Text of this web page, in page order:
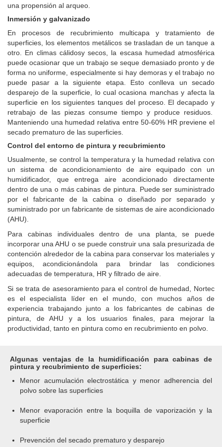
una propensión al arqueo.
Inmersión y galvanizado
En procesos de recubrimiento multicapa y tratamiento de
superficies, los elementos metálicos se trasladan de un tanque a
otro. En climas cálidosy secos, la escasa humedad atmosférica
puede ocasionar que un trabajo se seque demasiado pronto y de
forma no uniforme, especialmente si hay demoras y el trabajo no
puede pasar a la siguiente etapa. Esto conlleva un secado
desparejo de la superficie, lo cual ocasiona manchas y afecta la
superficie en los siguientes tanques del proceso. El decapado y
retrabajo de las piezas consume tiempo y produce residuos.
Manteniendo una humedad relativa entre 50-60% HR previene el
secado prematuro de las superficies.
Control del entorno de pintura y recubrimiento
Usualmente, se control la temperatura y la humedad relativa con
un sistema de acondicionamiento de aire equipado con un
humidificador, que entrega aire acondicionado directamente
dentro de una o más cabinas de pintura. Puede ser suministrado
por el fabricante de la cabina o diseñado por separado y
suministrado por un fabricante de sistemas de aire acondicionado
(AHU).
Para cabinas individuales dentro de una planta, se puede
incorporar una AHU o se puede construir una sala presurizada de
contención alrededor de la cabina para conservar los materiales y
equipos, acondicionándola para brindar las condiciones
adecuadas de temperatura, HR y filtrado de aire.
Si se trata de asesoramiento para el control de humedad, Nortec
es el especialista líder en el mundo, con muchos años de
experiencia trabajando junto a los fabricantes de cabinas de
pintura, de AHU y a los usuarios finales, para mejorar la
productividad, tanto en pintura como en recubrimiento en polvo.
Algunas ventajas de la humidificación para cabinas de
pintura y recubrimiento de superficies:
Menor acumulación electrostática y menor adherencia del
polvo sobre las superficies
Menor evaporación entre la boquilla de vaporización y la
superficie
Prevención del secado prematuro y desparejo